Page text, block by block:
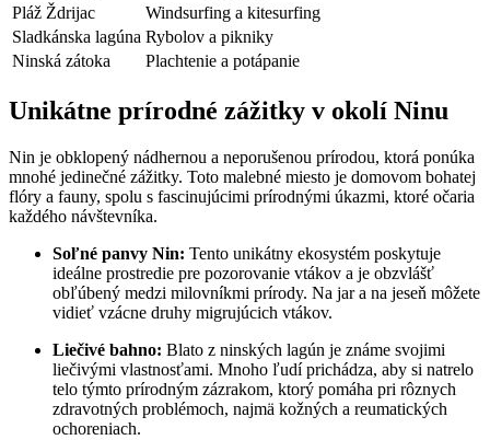
Pláž Ždrijac
Windsurfing a kitesurfing
Sladkánska lagúna Rybolov a pikniky
Ninská zátoka
Plachtenie a potápanie
Unikátne prírodné zážitky v okolí Ninu
Nin je obklopený nádhernou a neporušenou prírodou, ktorá ponúka
mnohé jedinečné zážitky. Toto malebné miesto je domovom bohatej
flóry a fauny, spolu s fascinujúcimi prírodnými úkazmi, ktoré očaria
každého návštevníka.
Soľné panvy Nin: Tento unikátny ekosystém poskytuje
ideálne prostredie pre pozorovanie vtákov a je obzvlášť
obľúbený medzi milovníkmi prírody. Na jar a na jeseň môžete
vidieť vzácne druhy migrujúcich vtákov.
Liečivé bahno: Blato z ninských lagún je známe svojimi
liečivými vlastnosťami. Mnoho ľudí prichádza, aby si natrelo
telo týmto prírodným zázrakom, ktorý pomáha pri rôznych
zdravotných problémoch, najmä kožných a reumatických
ochoreniach.